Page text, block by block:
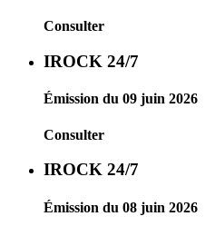
Consulter
IROCK 24/7
Émission du 09 juin 2026
Consulter
IROCK 24/7
Émission du 08 juin 2026